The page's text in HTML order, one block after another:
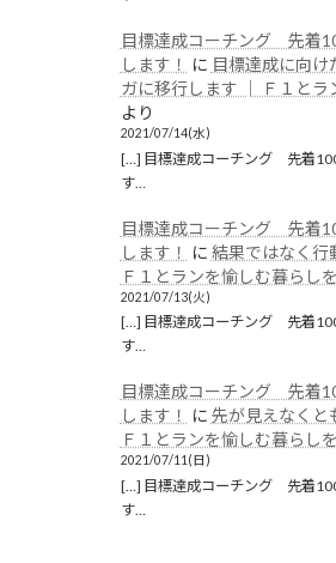
目標達成コーチング 先着
します！
に 目標達成に向け
ガに移行します │ Ｆ１とラ
より
2021/07/14(水)
[…] 目標達成コーチング 先着
す…
目標達成コーチング 先着
します！
に 結果ではなく行
Ｆ１とランを愉しむ暮らし
2021/07/13(火)
[…] 目標達成コーチング 先着
す…
目標達成コーチング 先着
します！
に 先が見えなくと
Ｆ１とランを愉しむ暮らし
2021/07/11(日)
[…] 目標達成コーチング 先着
す…